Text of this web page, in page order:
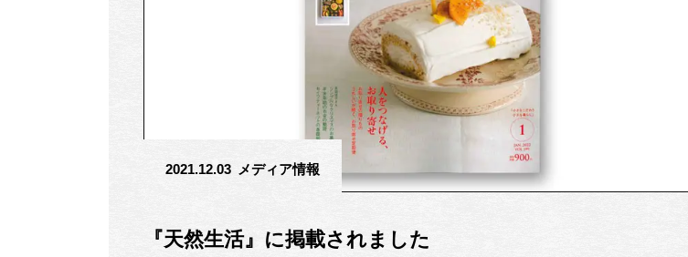
2021.12.03 メディア情報
『天然生活』に掲載されました